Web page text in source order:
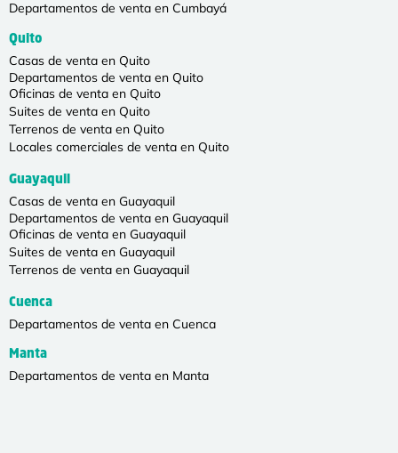
Departamentos de venta en Cumbayá
Quito
Casas de venta en Quito
Departamentos de venta en Quito
Oficinas de venta en Quito
Suites de venta en Quito
Terrenos de venta en Quito
Locales comerciales de venta en Quito
Guayaquil
Casas de venta en Guayaquil
Departamentos de venta en Guayaquil
Oficinas de venta en Guayaquil
Suites de venta en Guayaquil
Terrenos de venta en Guayaquil
Cuenca
Departamentos de venta en Cuenca
Manta
Departamentos de venta en Manta